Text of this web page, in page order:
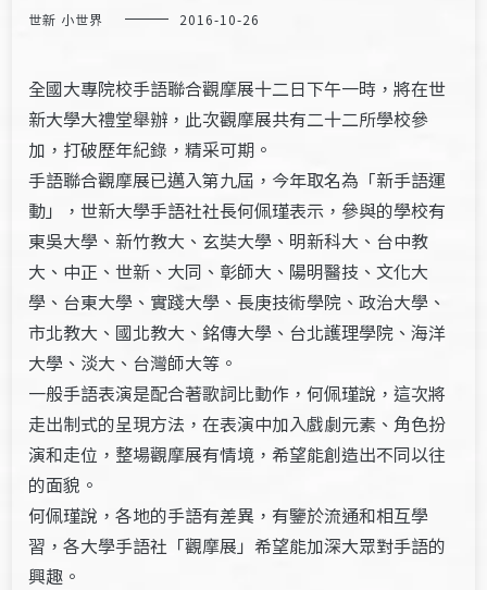
世新 小世界 2016-10-26
全國大專院校手語聯合觀摩展十二日下午一時，將在世
新大學大禮堂舉辦，此次觀摩展共有二十二所學校參
加，打破歷年紀錄，精采可期。
手語聯合觀摩展已邁入第九屆，今年取名為「新手語運
動」，世新大學手語社社長何佩瑾表示，參與的學校有
東吳大學、新竹教大、玄奘大學、明新科大、台中教
大、中正、世新、大同、彰師大、陽明醫技、文化大
學、台東大學、實踐大學、長庚技術學院、政治大學、
市北教大、國北教大、銘傳大學、台北護理學院、海洋
大學、淡大、台灣師大等。
一般手語表演是配合著歌詞比動作，何佩瑾說，這次將
走出制式的呈現方法，在表演中加入戲劇元素、角色扮
演和走位，整場觀摩展有情境，希望能創造出不同以往
的面貌。
何佩瑾說，各地的手語有差異，有鑒於流通和相互學
習，各大學手語社「觀摩展」希望能加深大眾對手語的
興趣。